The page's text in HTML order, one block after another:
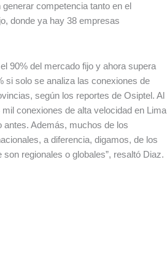
competencia tanto en el
donde ya hay 38 empresas
90% del mercado fijo y ahora supera
si solo se analiza las conexiones de
según los reportes de Osiptel. Al
conexiones de alta velocidad en Lima
antes. Además, muchos de los
a diferencia, digamos, de los
regionales o globales”, resaltó Diaz.